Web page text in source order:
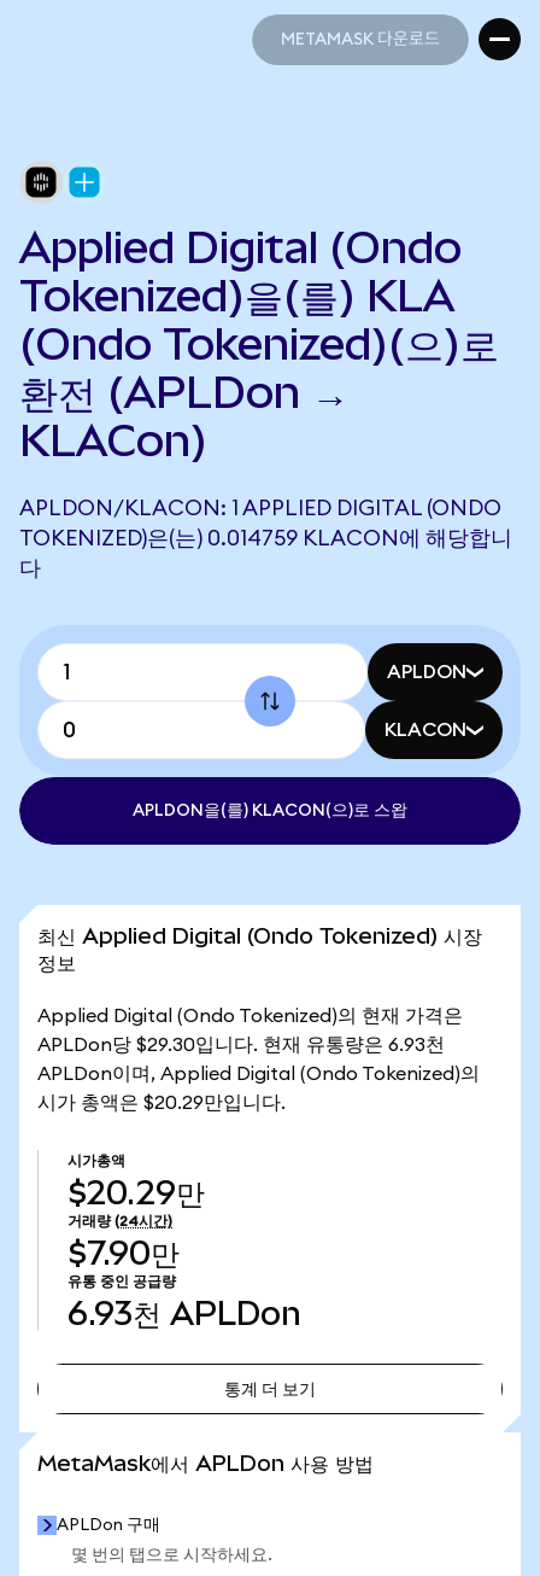
METAMASK 다운로드
Applied Digital (Ondo
Tokenized)을(를) KLA
(Ondo Tokenized)(으)로
환전 (APLDon →
KLACon)
APLDON/KLACON: 1 APPLIED DIGITAL (ONDO
TOKENIZED)은(는) 0.014759 KLACON에 해당합니
다
APLDON
KLACON
APLDON을(를) KLACON(으)로 스왑
최신 Applied Digital (Ondo Tokenized) 시장
정보
Applied Digital (Ondo Tokenized)의 현재 가격은
APLDon당 $29.30입니다. 현재 유통량은 6.93천
APLDon이며, Applied Digital (Ondo Tokenized)의
시가 총액은 $20.29만입니다.
시가총액
$20.29만
거래량 (24시간)
$7.90만
유통 중인 공급량
6.93천 APLDon
통계 더 보기
MetaMask에서 APLDon 사용 방법
APLDon 구매
몇 번의 탭으로 시작하세요.